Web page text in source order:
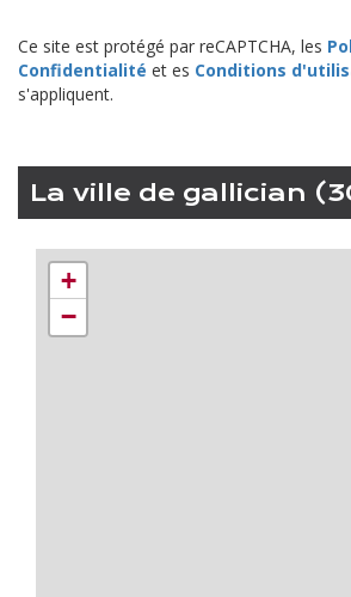
Ce site est protégé par reCAPTCHA, les
Confidentialité et es Conditions
s'appliquent.
la ville de gallician
+
−